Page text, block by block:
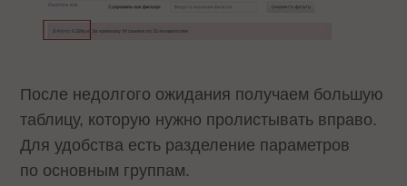
После недолгого ожидания получаем большую
таблицу, которую нужно пролистывать вправо.
Для удобства есть разделение параметров
по основным группам.